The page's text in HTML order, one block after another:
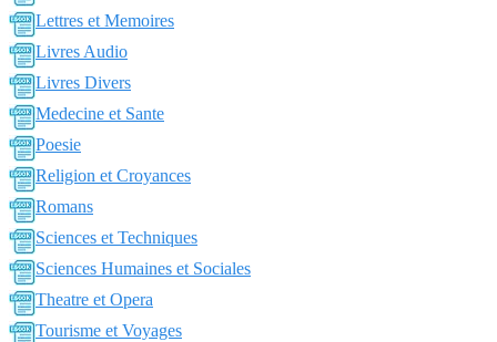
Lettres et Memoires
Livres Audio
Livres Divers
Medecine et Sante
Poesie
Religion et Croyances
Romans
Sciences et Techniques
Sciences Humaines et Sociales
Theatre et Opera
Tourisme et Voyages